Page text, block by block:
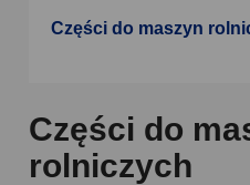
Części do maszyn
Części do
rolniczych